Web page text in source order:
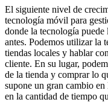
El siguiente nivel de
tecnología móvil para
donde la tecnología
antes. Podemos utilizar la
tiendas locales y hablar
cliente. En su lugar,
de la tienda y comprar lo
supone un gran cambio
en la cantidad de tiempo